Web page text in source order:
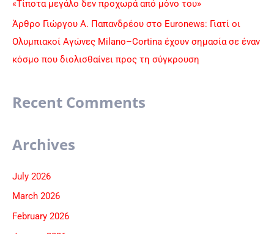
«Τίποτα μεγάλο δεν προχωρά από μόνο του»
Άρθρο Γιώργου Α. Παπανδρέου στο Euronews: Γιατί οι
Ολυμπιακοί Αγώνες Milano–Cortina έχουν σημασία σε έναν
κόσμο που διολισθαίνει προς τη σύγκρουση
Recent Comments
Archives
July 2026
March 2026
February 2026